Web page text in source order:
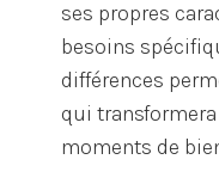
ses propres
besoins
différences
qui
moments de